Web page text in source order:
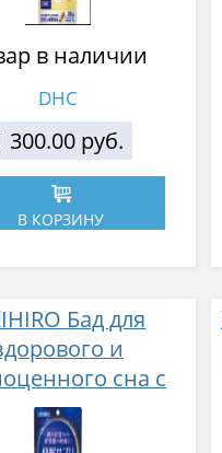
в наличии
DHC
300.00 руб.
В КОРЗИНУ
Бад для
и
сна с
пробуждением
№ 14